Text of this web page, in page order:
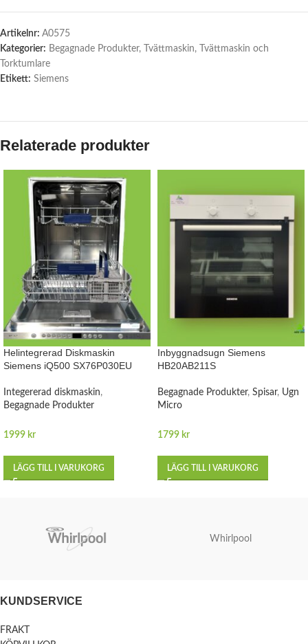
Artikelnr: A0575
Kategorier: Begagnade Produkter, Tvättmaskin,
Tvättmaskin och
Torktumlare
Etikett: Siemens
Relaterade produkter
Helintegrerad Diskmaskin
Siemens iQ500 SX76P030EU
Integererad diskmaskin,
Begagnade Produkter
1999 kr
LÄGG TILL I VARUKORG
Inbyggnadsugn Siemens
HB20AB211S
Begagnade Produkter, Spisar, Ugn
Micro
1799 kr
LÄGG TILL I VARUKORG
Whirlpool
KUNDSERVICE
FRAKT